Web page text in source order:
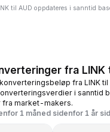
til AUD oppdateres i sanntid
fra LINK
fra LINK til
i sanntid
market-makers.
for 1 måned sidenfor 1 år